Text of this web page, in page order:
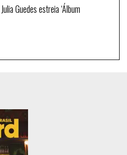
Guedes estreia ‘Álbum